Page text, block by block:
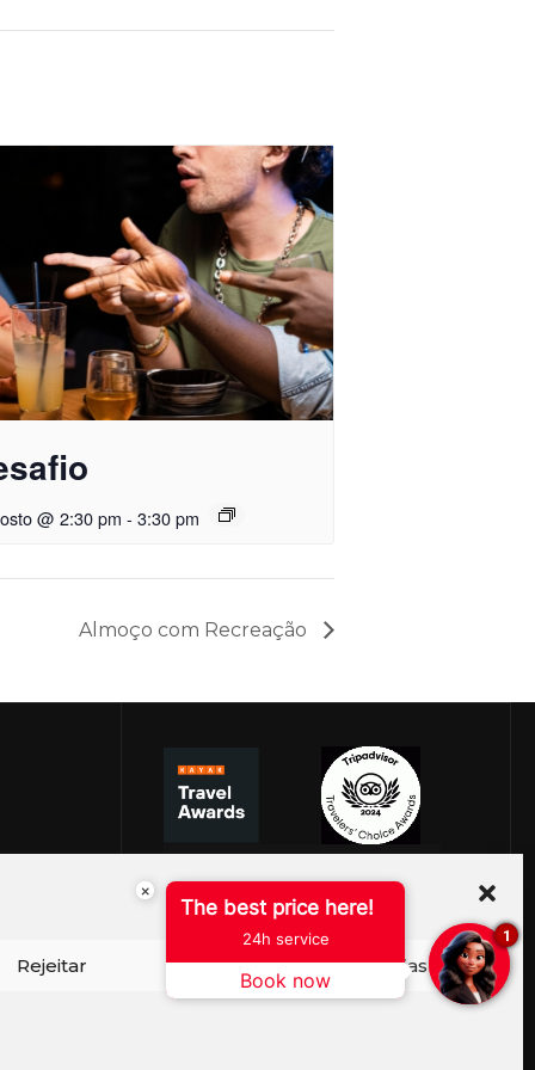
Rejeitar Ver preferências
@ 2:30 pm - 3:30 pm
Almoço com Recreação
×
The best price here!
24h service
Book now
1